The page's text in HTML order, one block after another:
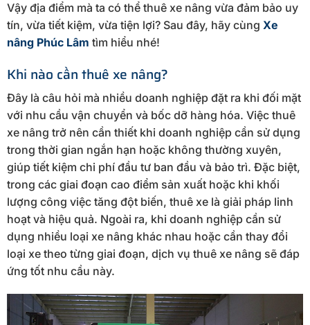
Vậy địa điểm mà ta có thể thuê xe nâng vừa đảm bảo uy
tín, vừa tiết kiệm, vừa tiện lợi? Sau đây, hãy cùng Xe
nâng Phúc Lâm tìm hiểu nhé!
Khi nào cần thuê xe nâng?
Đây là câu hỏi mà nhiều doanh nghiệp đặt ra khi đối mặt
với nhu cầu vận chuyển và bốc dỡ hàng hóa. Việc thuê
xe nâng trở nên cần thiết khi doanh nghiệp cần sử dụng
trong thời gian ngắn hạn hoặc không thường xuyên,
giúp tiết kiệm chi phí đầu tư ban đầu và bảo trì. Đặc biệt,
trong các giai đoạn cao điểm sản xuất hoặc khi khối
lượng công việc tăng đột biến, thuê xe là giải pháp linh
hoạt và hiệu quả. Ngoài ra, khi doanh nghiệp cần sử
dụng nhiều loại xe nâng khác nhau hoặc cần thay đổi
loại xe theo từng giai đoạn, dịch vụ thuê xe nâng sẽ đáp
ứng tốt nhu cầu này.